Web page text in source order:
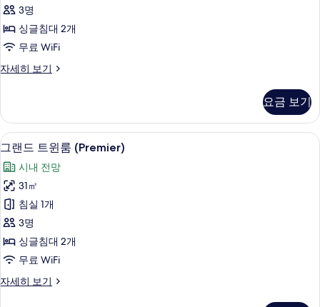
두
보
기
개
자
세
히
기
윈
룸
진
두
보
기
3명
싱글침대 2개
무료 WiFi
자세히 보기
프
트
윈
룸
세
히
보
기
요금 보기
그
랜
드
트
윈
룸
(Premier)
사
진
그랜드 트윈룸 (Premier) | 미니바, 객
3
그랜드 트윈룸 (Premier)
시내 전망
31㎡
침실 1개
3명
싱글침대 2개
무료 WiFi
자세히 보기
그